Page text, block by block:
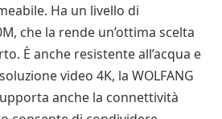
Ha un livello di
che la rende un’ottima scelta
È anche resistente all’acqua e
video 4K, la WOLFANG
anche la connettività